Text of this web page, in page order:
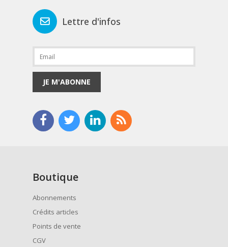
Lettre d'infos
JE M'ABONNE
Boutique
Abonnements
Crédits articles
Points de vente
CGV